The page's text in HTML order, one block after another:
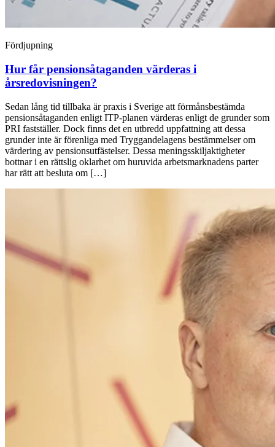
Fördjupning
Hur får pensionsåtaganden värderas i
årsredovisningen?
Sedan lång tid tillbaka är praxis i Sverige att förmånsbestämda
pensionsåtaganden enligt ITP-planen värderas enligt de grunder som
PRI fastställer. Dock finns det en utbredd uppfattning att dessa
grunder inte är förenliga med Tryggandelagens bestämmelser om
värdering av pensionsutfästelser. Dessa meningsskiljaktigheter
bottnar i en rättslig oklarhet om huruvida arbetsmarknadens parter
har rätt att besluta om […]